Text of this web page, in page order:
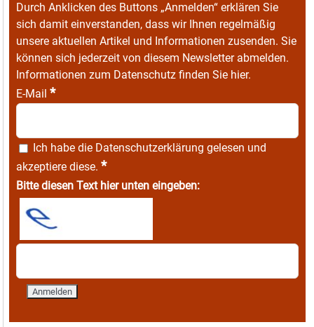
Durch Anklicken des Buttons „Anmelden“ erklären Sie
sich damit einverstanden, dass wir Ihnen regelmäßig
unsere aktuellen Artikel und Informationen zusenden. Sie
können sich jederzeit von diesem Newsletter abmelden.
Informationen zum Datenschutz finden Sie hier.
E-Mail *
Ich habe die Datenschutzerklärung gelesen und
akzeptiere diese. *
Bitte diesen Text hier unten eingeben: